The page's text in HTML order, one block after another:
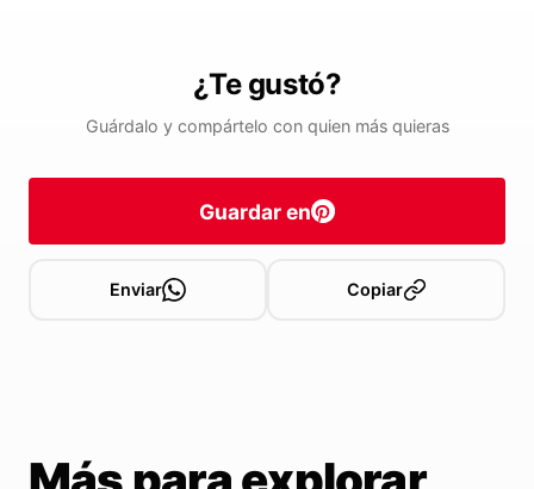
¿Te gustó?
Guárdalo y compártelo con quien más quieras
Guardar en
Enviar Copiar